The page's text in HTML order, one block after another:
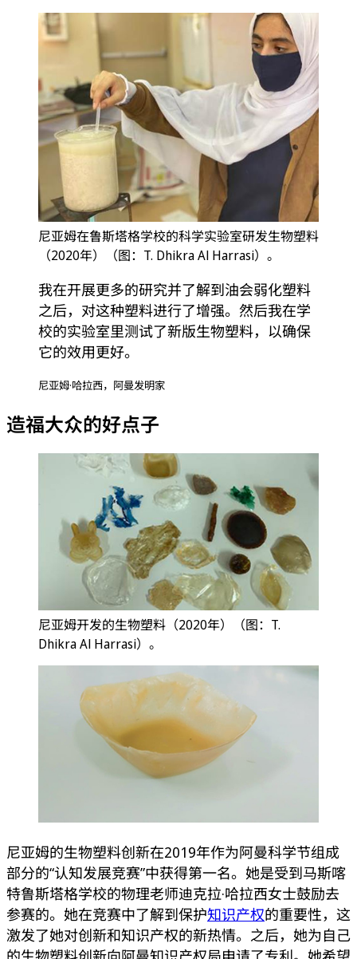
尼亚姆在鲁斯塔格学校的科学实验室研发生物塑料
（2020年）（图：T. Dhikra Al Harrasi）。
我在开展更多的研究并了解到油会弱化塑料
之后，对这种塑料进行了增强。然后我在学
校的实验室里测试了新版生物塑料，以确保
它的效用更好。
尼亚姆·哈拉西，阿曼发明家
造福大众的好点子
尼亚姆开发的生物塑料（2020年）（图：T.
Dhikra Al Harrasi）。
尼亚姆的生物塑料创新在2019年作为阿曼科学节组成
部分的“认知发展竞赛”中获得第一名。她是受到马斯喀
特鲁斯塔格学校的物理老师迪克拉·哈拉西女士鼓励去
参赛的。她在竞赛中了解到保护知识产权的重要性，这
激发了她对创新和知识产权的新热情。之后，她为自己